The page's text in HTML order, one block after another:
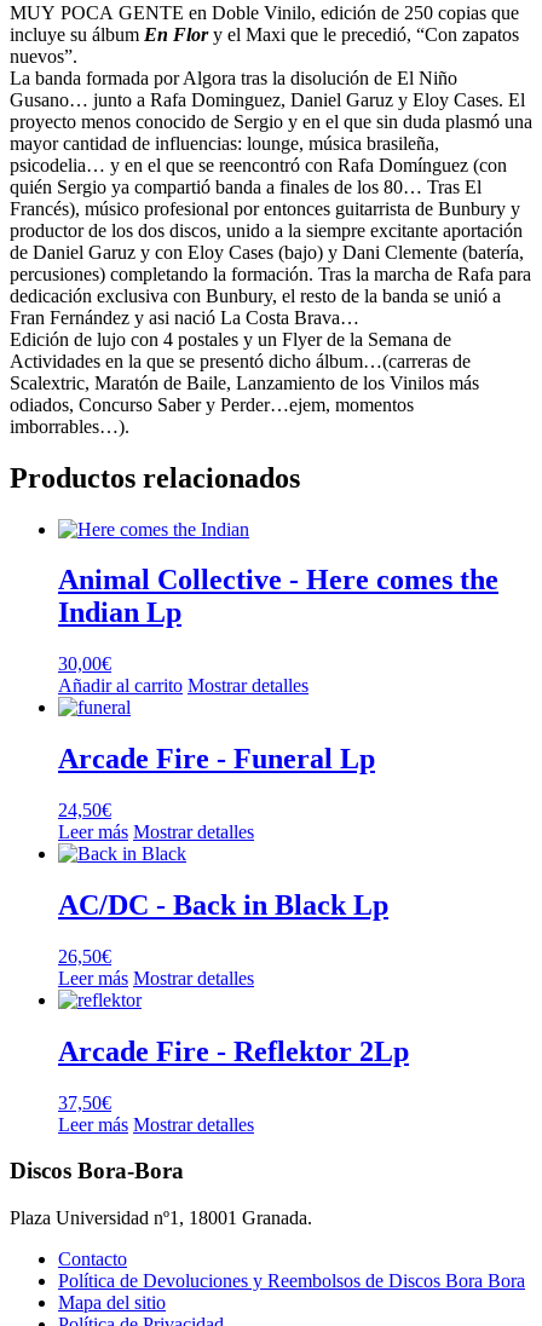
MUY POCA GENTE en Doble Vinilo, edición de 250 copias que
incluye su álbum En Flory el Maxi que le precedió, “Con zapatos
nuevos”.
La banda formada por Algora tras la disolución de El Niño
Gusano… junto a Rafa Dominguez, Daniel Garuz y Eloy Cases. El
proyecto menos conocido de Sergio y en el que sin duda plasmó una
mayor cantidad de influencias: lounge, música brasileña,
psicodelia… y en el que se reencontró con Rafa Domínguez (con
quién Sergio ya compartió banda a finales de los 80… Tras El
Francés), músico profesional por entonces guitarrista de Bunbury y
productor de los dos discos, unido a la siempre excitante aportación
de Daniel Garuz y con Eloy Cases (bajo) y Dani Clemente (batería,
percusiones) completando la formación. Tras la marcha de Rafa para
dedicación exclusiva con Bunbury, el resto de la banda se unió a
Fran Fernández y asi nació La Costa Brava…
Edición de lujo con 4 postales y un Flyer de la Semana de
Actividades en la que se presentó dicho álbum…(carreras de
Scalextric, Maratón de Baile, Lanzamiento de los Vinilos más
odiados, Concurso Saber y Perder…ejem, momentos
imborrables…).
Productos relacionados
Animal Collective ‎- Here comes the
Indian Lp
30,00€
Añadir al carrito Mostrar detalles
Arcade Fire ‎- Funeral Lp
24,50€
Leer más Mostrar detalles
AC/DC ‎- Back in Black Lp
26,50€
Leer más Mostrar detalles
Arcade Fire ‎- Reflektor 2Lp
37,50€
Leer más Mostrar detalles
Discos Bora-Bora
Plaza Universidad nº1, 18001 Granada.
Contacto
Política de Devoluciones y Reembolsos de Discos Bora Bora
Mapa del sitio